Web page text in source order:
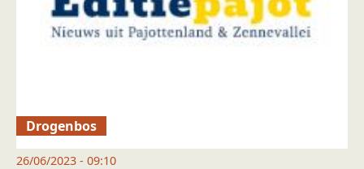
Drogenbos
26/06/2023 - 09:10